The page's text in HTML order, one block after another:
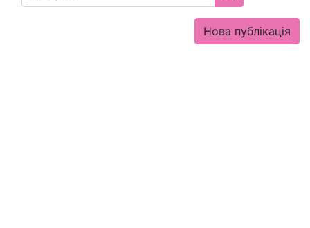
Нова публікація